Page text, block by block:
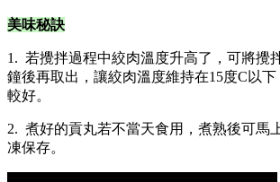
美味秘訣
1. 若攪拌過程中絞肉溫度升高了，可將攪
鐘後再取出，讓絞肉溫度維持在15度C以
較好。
2. 煮好的貢丸若不當天食用，煮熟後可馬
凍保存。